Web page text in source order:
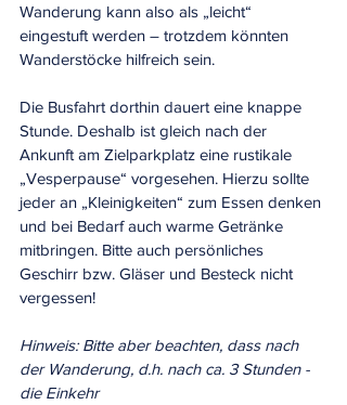
Wanderung kann also als „leicht“
eingestuft werden – trotzdem könnten
Wanderstöcke hilfreich sein.
Die Busfahrt dorthin dauert eine knappe
Stunde. Deshalb ist gleich nach der
Ankunft am Zielparkplatz eine rustikale
„Vesperpause“ vorgesehen. Hierzu sollte
jeder an „Kleinigkeiten“ zum Essen denken
und bei Bedarf auch warme Getränke
mitbringen. Bitte auch persönliches
Geschirr bzw. Gläser und Besteck nicht
vergessen!
Hinweis: Bitte aber beachten, dass nach
der Wanderung, d.h. nach ca. 3 Stunden -
die Einkehr